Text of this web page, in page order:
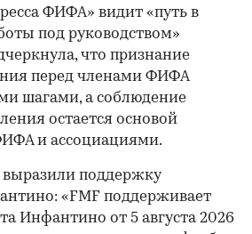
ФИФА» видит «путь в
под руководством»
что признание
перед членами ФИФА
шагами, а соблюдение
остается основой
и ассоциациями.
поддержку
«FMF поддерживает
Инфантино от 5 августа 2026